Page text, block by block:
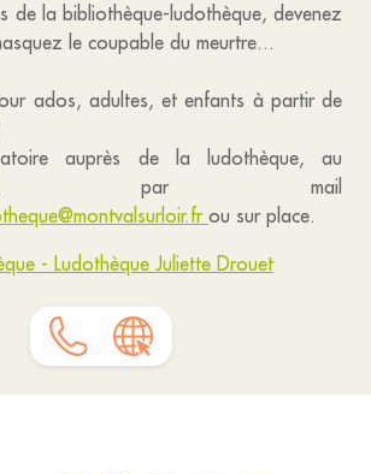
de la bibliothèque-ludothèque, devenez
le coupable du meurtre...
ados, adultes, et enfants à partir de
auprès de la ludothèque, au
par mail
ou sur place.
- Ludothèque Juliette Drouet